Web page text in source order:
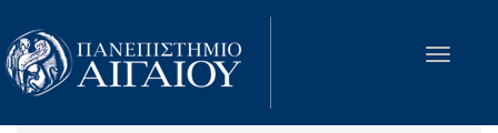
Παράκαμψη προς το κυρίως περιεχόμενο
Toggle